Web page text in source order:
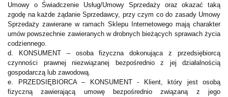
Umowy o Świadczenie Usług/Umowy Sprzedaży oraz okazać taką
zgodę na każde żądanie Sprzedawcy, przy czym co do zasady Umowy
Sprzedaży zawierane w ramach Sklepu Internetowego mają charakter
umów powszechnie zawieranych w drobnych bieżących sprawach życia
codziennego.
d. KONSUMENT – osoba fizyczna dokonująca z przedsiębiorcą
czynności prawnej niezwiązanej bezpośrednio z jej działalnością
gospodarczą lub zawodową.
e. PRZEDSIĘBIORCA – KONSUMENT - Klient, który jest osobą
fizyczną zawierającą umowę bezpośrednio związaną z jego